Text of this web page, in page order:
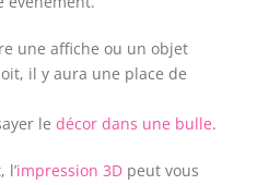
une affiche ou un objet
il y aura une place de
le décor dans une bulle.
l’impression 3D peut vous